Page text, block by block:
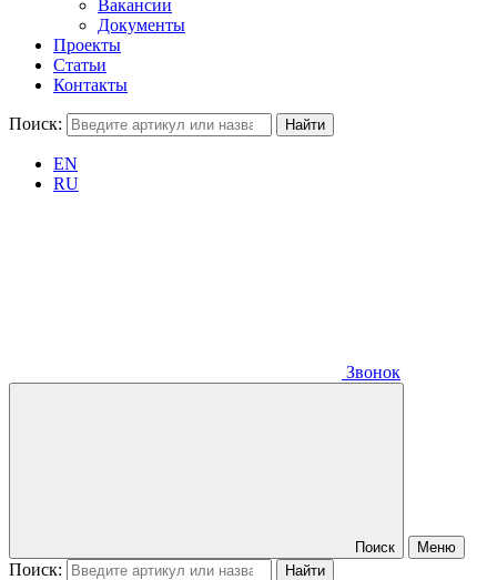
Вакансии
Документы
Проекты
Статьи
Контакты
Поиск:
EN
RU
Звонок
Поиск Меню
Поиск: